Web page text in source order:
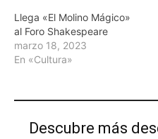
Llega «El Molino Mágico»
al Foro Shakespeare
marzo 18, 2023
En «Cultura»
Descubre más